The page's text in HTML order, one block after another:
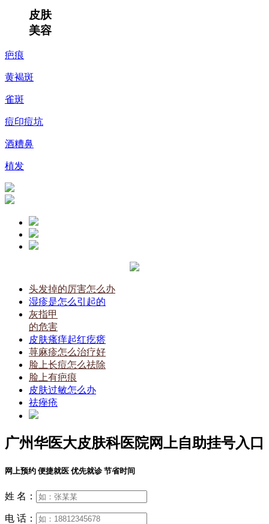
皮肤
美容
疤痕
黄褐斑
雀斑
痘印痘坑
酒糟鼻
植发
头发掉的厉害怎么办
湿疹是怎么引起的
灰指甲
的危害
皮肤瘙痒起红疙瘩
荨麻疹怎么治疗好
脸上长痘怎么祛除
脸上有疤痕
皮肤过敏怎么办
祛痤疮
广州华医大皮肤科医院网上自助挂号入口
网上预约 便捷就医 优先就诊 节省时间
姓 名：
电 话：